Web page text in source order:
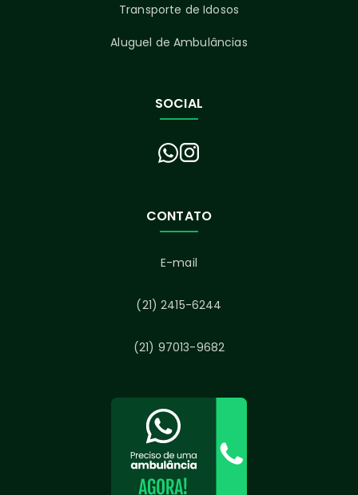
Transporte de Idosos
Aluguel de Ambulâncias
SOCIAL
CONTATO
E-mail
(21) 2415-6244
(21) 97013-9682